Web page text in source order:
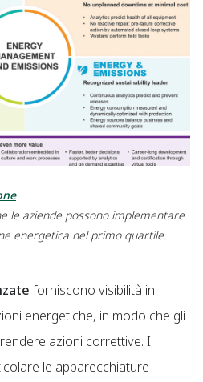
le aziende possono implementare
energetica nel primo quartile.
forniscono visibilità in
energetiche, in modo che gli
azioni correttive. I
le apparecchiature